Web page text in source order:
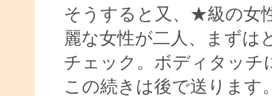
そうすると又、★級の女
麗な女性が二人、まずは
チェック。ボディタッチ
この続きは後で送ります